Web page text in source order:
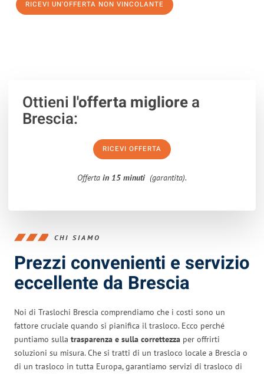
RICEVI UN'OFFERTA NON VINCOLANTE
Ottieni l'offerta migliorea
Brescia:
RICEVI OFFERTA
Offerta in 15 minuti (garantita).
CHI SIAMO
Prezzi convenienti e servizio
eccellente da Brescia
Noi di Traslochi Brescia comprendiamo che i costi sono un
fattore cruciale quando si pianifica il trasloco. Ecco perché
puntiamo sulla trasparenza e sulla correttezza per offrirti
soluzioni su misura. Che si tratti di un trasloco locale a Brescia o
di un trasloco in tutta Europa, garantiamo servizi di trasloco di